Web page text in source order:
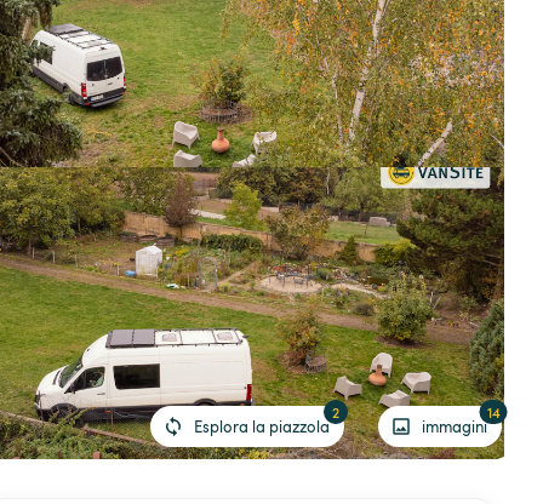
immagini
14
Esplora la piazzola
2